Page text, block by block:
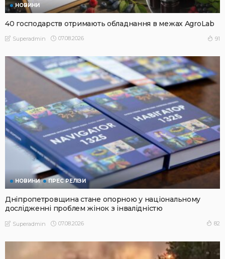
НОВИНИ
40 господарств отримають обладнання в межах AgroLab
Superadmin 07.08.2026 91
НОВИНИ ПРЕС РЕЛІЗИ
Дніпропетровщина стане опорною у національному
дослідженні проблем жінок з інвалідністю
Superadmin 07.08.2026 82